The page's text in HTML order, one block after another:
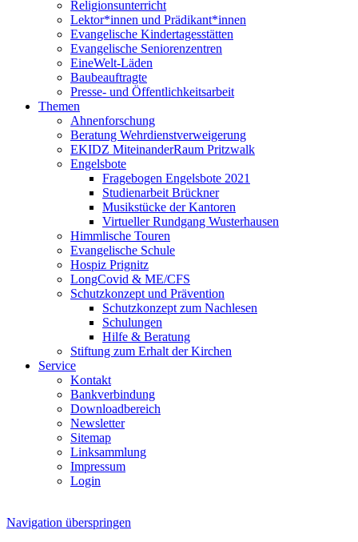
Religionsunterricht
Lektor*innen und Prädikant*innen
Evangelische Kindertagesstätten
Evangelische Seniorenzentren
EineWelt-Läden
Baubeauftragte
Presse- und Öffentlichkeitsarbeit
Themen
Ahnenforschung
Beratung Wehrdienstverweigerung
EKIDZ MiteinanderRaum Pritzwalk
Engelsbote
Fragebogen Engelsbote 2021
Studienarbeit Brückner
Musikstücke der Kantoren
Virtueller Rundgang Wusterhausen
Himmlische Touren
Evangelische Schule
Hospiz Prignitz
LongCovid & ME/CFS
Schutzkonzept und Prävention
Schutzkonzept zum Nachlesen
Schulungen
Hilfe & Beratung
Stiftung zum Erhalt der Kirchen
Service
Kontakt
Bankverbindung
Downloadbereich
Newsletter
Sitemap
Linksammlung
Impressum
Login
Navigation überspringen